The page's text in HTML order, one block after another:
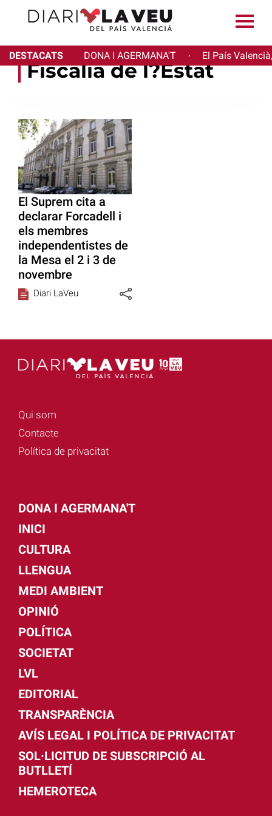
DESTACATS DONA I AGERMANA'T · El País
Fiscalia de l?Estat
El Suprem cita a
declarar Forcadell i
els membres
independentistes de
la Mesa el 2 i 3 de
novembre
Diari LaVeu
Qui som
Contacte
Política de privacitat
DONA I AGERMANA'T
INICI
CULTURA
LLENGUA
MEDI AMBIENT
OPINIÓ
POLÍTICA
SOCIETAT
LVL
EDITORIAL
TRANSPARÈNCIA
AVÍS LEGAL I POLÍTICA DE PRIVACITAT
SOL·LICITUD DE SUBSCRIPCIÓ AL
BUTLLETÍ
HEMEROTECA